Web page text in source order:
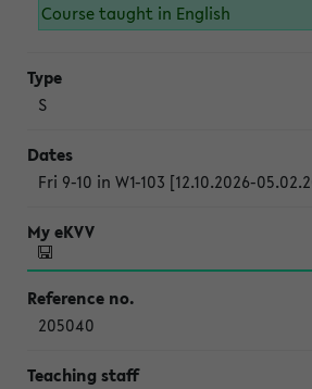
Course taught in English
S
Fri 9-10 in W1-103 [12.10.2026-
205040